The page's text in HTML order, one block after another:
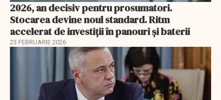
2026, an decisiv pentru prosumatori.
Stocarea devine noul standard. Ritm
accelerat de investiții în panouri și baterii
23 FEBRUARIE 2026